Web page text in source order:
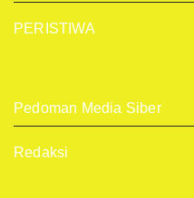
PERISTIWA
Pedoman Media Siber
Redaksi